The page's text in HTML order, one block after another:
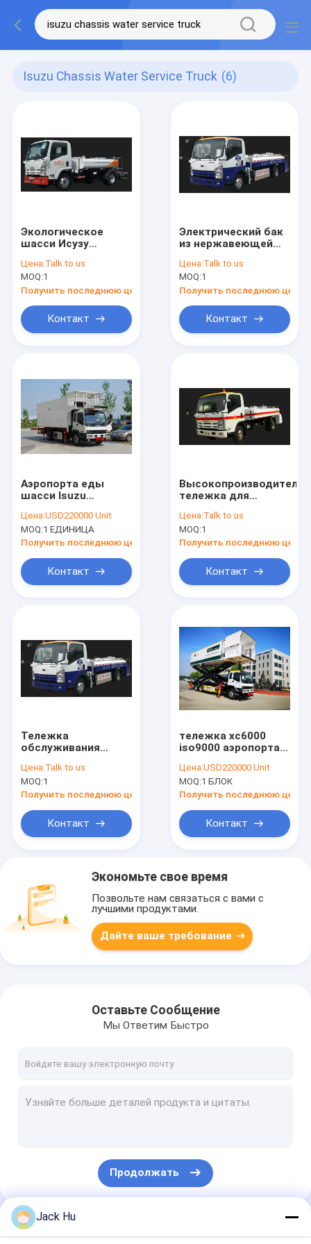
Isuzu Chassis Water Service Truck (6)
Экологическое
шасси Исузу
водоснабжения
материалов 4000Л
Цена:Talk to us
MOQ:1
Получить последнюю цену
Контакт
Электрический бак
из нержавеющей
грузовиков на 3000
л
Цена:Talk to us
MOQ:1
Получить последнюю цену
Контакт
Аэропорта еды
шасси Isuzu
поставляя еду
Цена:USD220000 Unit
MOQ:1 ЕДИНИЦА
Получить последнюю цену
Контакт
тележка для
туалетов
самолетов A310
Цена:Talk to us
MOQ:1
Получить последнюю цену
Контакт
Тележка
обслуживания
электрического
самолета А300
малошумная
Цена:Talk to us
MOQ:1
Получить последнюю цену
Контакт
тележка xc6000
iso9000 аэропорта
аттестовала
Цена:USD220000 Unit
MOQ:1 БЛОК
Получить последнюю цену
Контакт
Экономьте свое время
Позвольте нам связаться с вами с
лучшими продуктами.
Дайте ваше требование
Оставьте Сообщение
Мы Ответим Быстро
Продолжать
Наши Категории
Jack Hu